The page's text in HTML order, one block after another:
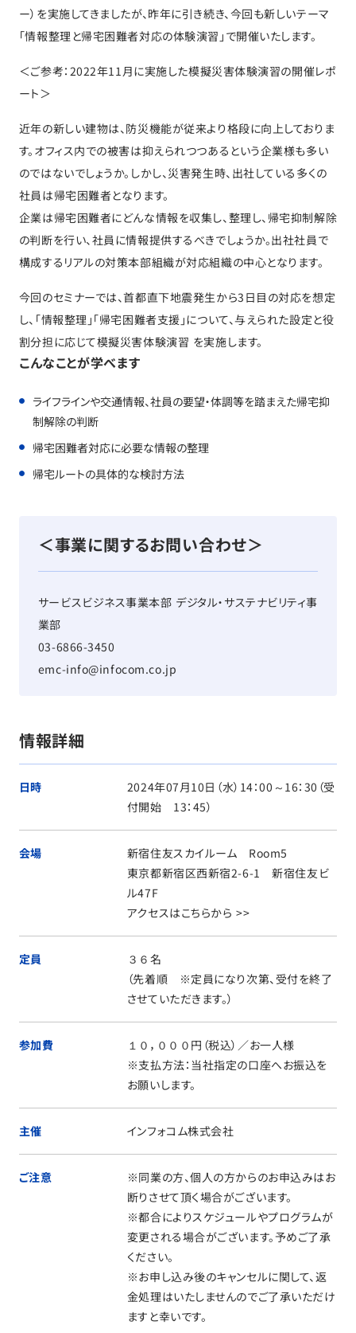
ー）を実施してきましたが、昨年に引き続き、今回も新しいテーマ
「情報整理と帰宅困難者対応の体験演習」で開催いたします。
＜ご参考： 2022年11月に実施した模擬災害体験演習の開催レポ
ート ＞
近年の新しい建物は、防災機能が従来より格段に向上しておりま
す。オフィス内での被害は抑えられつつあるという企業様も多い
のではないでしょうか。しかし、災害発生時、出社している多くの
社員は帰宅困難者となります。
企業は帰宅困難者にどんな情報を収集し、整理し、帰宅抑制解除
の判断を行い、社員に情報提供するべきでしょうか。出社社員で
構成するリアルの対策本部組織が対応組織の中心となります。
今回のセミナーでは、首都直下地震発生から3日目の対応を想定
し、「情報整理」「帰宅困難者支援」について、与えられた設定と役
割分担に応じて模擬災害体験演習 を実施します。
こんなことが学べます
ライフラインや交通情報、社員の要望・体調等を踏まえた帰宅抑
制解除の判断
帰宅困難者対応に必要な情報の整理
帰宅ルートの具体的な検討方法
＜事業に関するお問い合わせ＞
サービスビジネス事業本部 デジタル・サステナビリティ事
業部
03-6866-3450
emc-info@infocom.co.jp
情報詳細
日時
2024年07月10日（水）14：00～16：30（受
付開始 13：45）
会場
新宿住友スカイルーム Room5
東京都新宿区西新宿2-6-1 新宿住友ビ
ル47F
アクセスはこちらから >>
定員
３６名
（先着順 ※定員になり次第、受付を終了
させていただきます。）
参加費
１０，０００円（税込）／お一人様
※支払方法：当社指定の口座へお振込を
お願いします。
主催 インフォコム株式会社
ご注意
※同業の方、個人の方からのお申込みはお
断りさせて頂く場合がございます。
※都合によりスケジュールやプログラムが
変更される場合がございます。予めご了承
ください。
※お申し込み後のキャンセルに関して、返
金処理はいたしませんのでご了承いただけ
ますと幸いです。